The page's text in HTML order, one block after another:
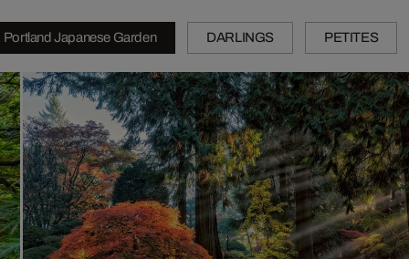
Portland Japanese Garden DARLINGS PETITES